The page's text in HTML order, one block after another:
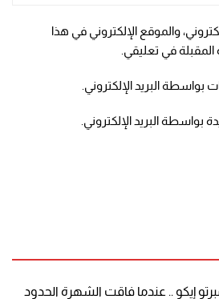
والموقع الإلكتروني في هذا
في تعليقي.
بواسطة البريد الإلكتروني.
بواسطة البريد الإلكتروني.
إيكو .. عندما فاقت الشهرة الحدود